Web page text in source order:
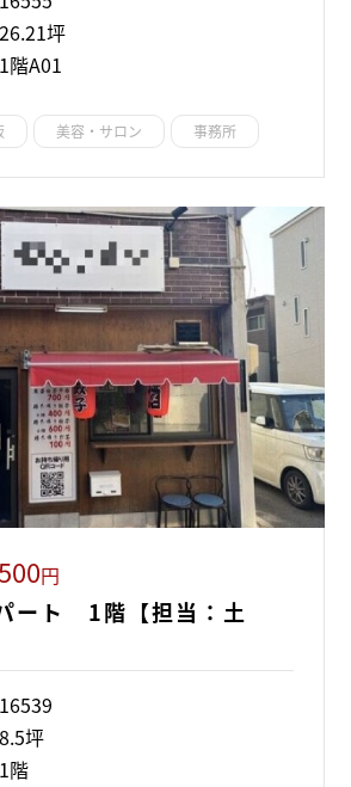
26.21坪
1階A01
美容・サロン 事務所
円
ート 1階【担当：土
16539
8.5坪
1階